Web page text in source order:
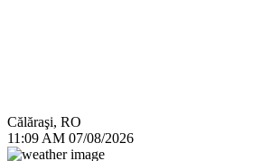
Călăraşi, RO
11:09 AM 07/08/2026